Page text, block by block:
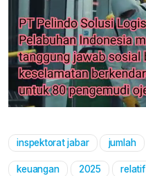
inspektorat jabar jumlah
keuangan 2025 relatif